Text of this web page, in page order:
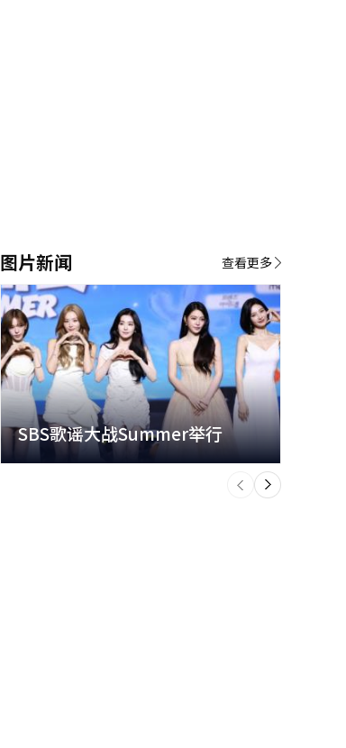
图片新闻
SBS歌谣大战Summer举行
下
一
个
查看更多